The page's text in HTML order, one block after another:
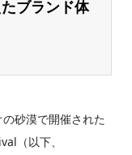
ブランド体
砂漠で開催された
（以下、